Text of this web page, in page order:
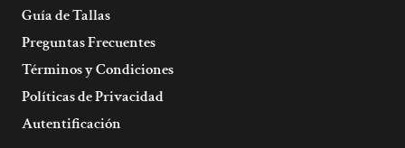
Guía de Tallas
Preguntas Frecuentes
Términos y Condiciones
Políticas de Privacidad
Autentificación